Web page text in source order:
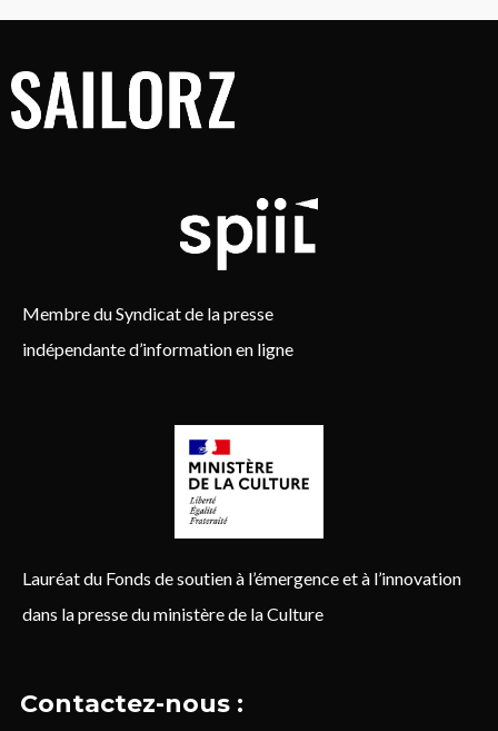
Membre du Syndicat de la presse
indépendante d’information en ligne
Lauréat du Fonds de soutien à l’émergence et à l’innovation
dans la presse du ministère de la Culture
Contactez-nous :